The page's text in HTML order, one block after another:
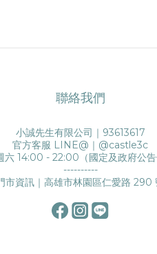
聯絡我們
小誠先生有限公司｜93613617
官方客服 LINE@｜ @castle3c
六 14:00 - 22:00（國定及政府公告
----------
市資訊｜高雄市林園區仁愛路 290